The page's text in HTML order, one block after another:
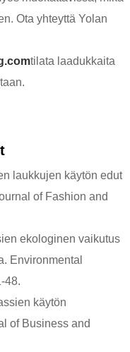
Ota yhteyttä Yolan
tilata laadukkaita
laukkujen käytön edut
of Fashion and
ekologinen vaikutus
Environmental
48.
käytön
of Business and